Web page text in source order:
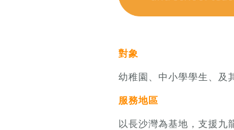
對象
幼稚園、中小學學生、及
服務地區
以長沙灣為基地，支援九